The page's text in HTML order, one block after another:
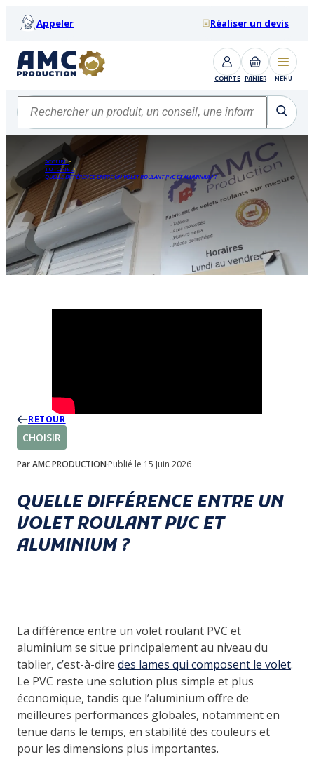
Appeler Réaliser un devis
COMPTE PANIER MENU
ACCUEIL
TUTORIEL
QUELLE DIFFÉRENCE ENTRE UN VOLET ROULANT PVC ET ALUMINIUM ?
RETOUR
CHOISIR
Par AMC PRODUCTION Publié le 15 Juin 2026
QUELLE DIFFÉRENCE ENTRE UN
VOLET ROULANT PVC ET
ALUMINIUM ?
La différence entre un volet roulant PVC et
aluminium se situe principalement au niveau du
tablier, c’est-à-dire des lames qui composent le volet.
Le PVC reste une solution plus simple et plus
économique, tandis que l’aluminium offre de
meilleures performances globales, notamment en
tenue dans le temps, en stabilité des couleurs et
pour les dimensions plus importantes.